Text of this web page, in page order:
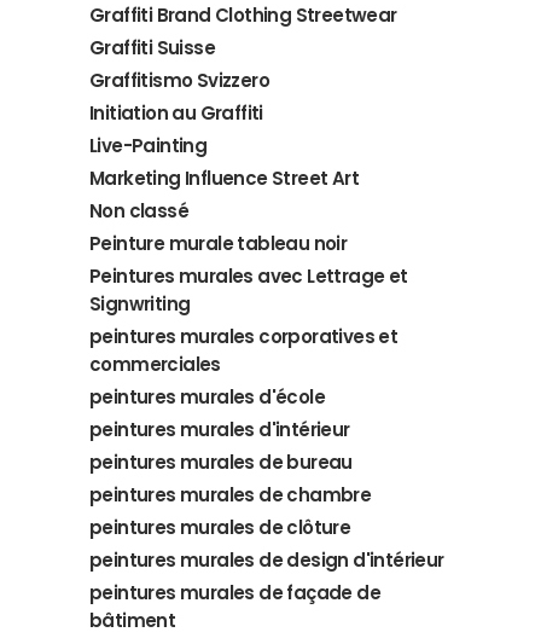
Graffiti Brand Clothing Streetwear
Graffiti Suisse
Graffitismo Svizzero
Initiation au Graffiti
Live-Painting
Marketing Influence Street Art
Non classé
Peinture murale tableau noir
Peintures murales avec Lettrage et
Signwriting
peintures murales corporatives et
commerciales
peintures murales d'école
peintures murales d'intérieur
peintures murales de bureau
peintures murales de chambre
peintures murales de clôture
peintures murales de design d'intérieur
peintures murales de façade de
bâtiment